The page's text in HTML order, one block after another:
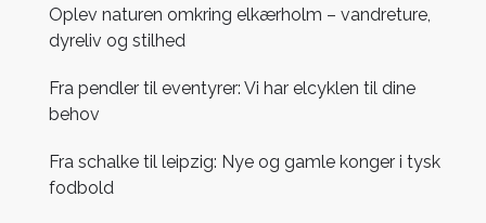
Oplev naturen omkring elkærholm – vandreture,
dyreliv og stilhed
Fra pendler til eventyrer: Vi har elcyklen til dine
behov
Fra schalke til leipzig: Nye og gamle konger i tysk
fodbold